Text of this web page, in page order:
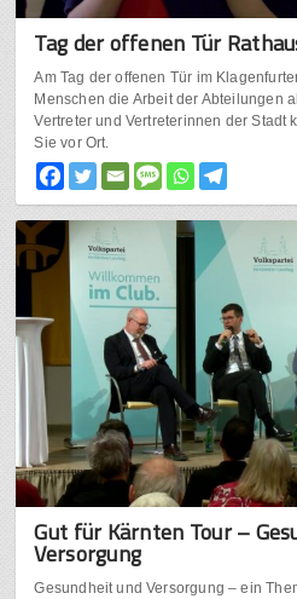
Tag der offenen Tür
Am Tag der offenen Tür im
Menschen die Arbeit der Abteilungen
Vertreter und Vertreterinnen der Stadt
Sie vor Ort.
Gut für Kärnten Tour –
Versorgung
Gesundheit und Versorgung – ein